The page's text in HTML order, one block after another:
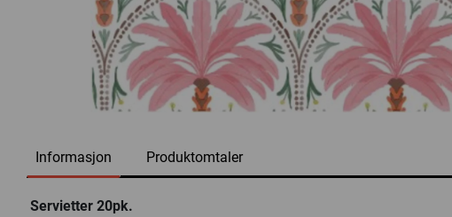
Informasjon Produktomtaler
Servietter 20pk.